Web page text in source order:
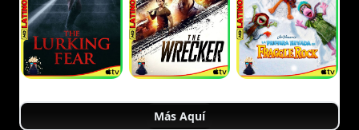
Más Aquí